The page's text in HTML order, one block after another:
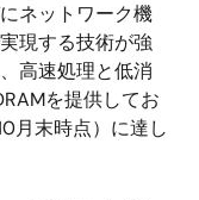
ネットワーク機
現する技術が強
高速処理と低消
を提供してお
月末時点）に達し